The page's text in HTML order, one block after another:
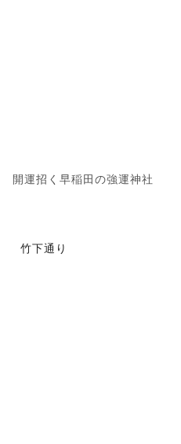
開運招く早稲田の強運神社
竹下通り